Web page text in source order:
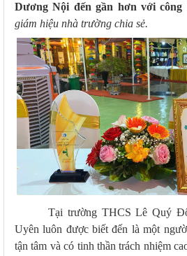
Dương Nội đến gần hơn với công
giám hiệu nhà trường chia sẻ.
Tại trường THCS Lê Quý
Uyên luôn được biết đến là một
tận tâm và có tinh thần trách nhiệm